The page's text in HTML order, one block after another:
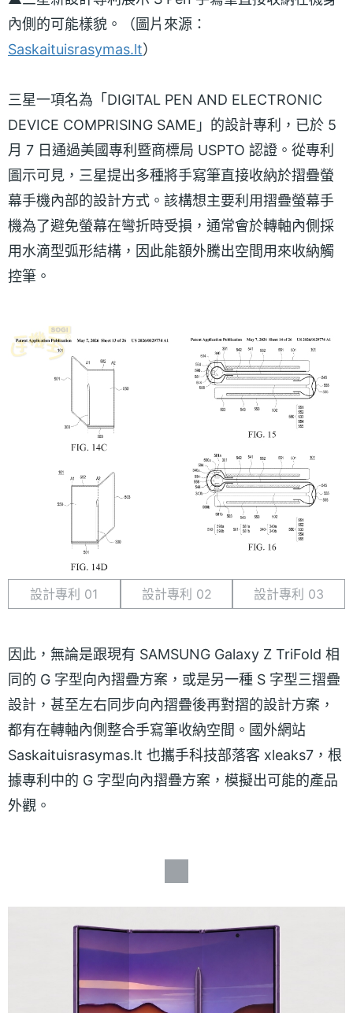
內側的可能樣貌。（圖片來源：
Saskaituisrasymas.lt）
三星一項名為「DIGITAL PEN AND ELECTRONIC
DEVICE COMPRISING SAME」的設計專利，已於 5
月 7 日通過美國專利暨商標局 USPTO 認證。從專利
圖示可見，三星提出多種將手寫筆直接收納於摺疊螢
幕手機內部的設計方式。該構想主要利用摺疊螢幕手
機為了避免螢幕在彎折時受損，通常會於轉軸內側採
用水滴型弧形結構，因此能額外騰出空間用來收納觸
控筆。
設計專利 01 設計專利 02 設計專利 03
因此，無論是跟現有 SAMSUNG Galaxy Z TriFold 相
同的 G 字型向內摺疊方案，或是另一種 S 字型三摺疊
設計，甚至左右同步向內摺疊後再對摺的設計方案，
都有在轉軸內側整合手寫筆收納空間。國外網站
Saskaituisrasymas.lt 也攜手科技部落客 xleaks7，根
據專利中的 G 字型向內摺疊方案，模擬出可能的產品
外觀。